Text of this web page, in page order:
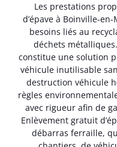
Les prestations
d’épave à Boinville-
besoins liés au
déchets
constitue une solution
véhicule inutilisable
destruction véhicule
règles
avec rigueur afin de
Enlèvement gratuit
débarras ferraille,